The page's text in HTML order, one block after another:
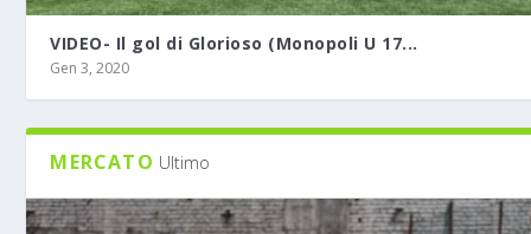
VIDEO- Il gol di Glorioso (Monopoli U 17...
Gen 3, 2020
MERCATO Ultimo